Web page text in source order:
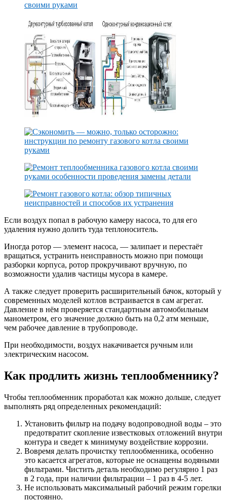
Если воздух попал в рабочую камеру насоса, то для его
удаления нужно долить туда теплоноситель.
Иногда ротор — элемент насоса, — залипает и перестаёт
вращаться, устранить неисправность можно при помощи
разборки корпуса, ротор прокручивают вручную, по
возможности удалив частицы мусора в камере.
А также следует проверить расширительный бачок, который у
современных моделей котлов встраивается в сам агрегат.
Давление в нём проверяется стандартным автомобильным
манометром, его значение должно быть на 0,2 атм меньше,
чем рабочее давление в трубопроводе.
При необходимости, воздух накачивается ручным или
электрическим насосом.
Как продлить жизнь теплообменнику?
Чтобы теплообменник проработал как можно дольше, следует
выполнять ряд определенных рекомендаций:
Установить фильтр на подачу водопроводной воды – это
предотвратит скопление известковых отложений внутри
контура и сведет к минимуму воздействие коррозии.
Вовремя делать прочистку теплообменника, особенно
это касается агрегатов, которые не оснащены водяными
фильтрами. Чистить деталь необходимо регулярно 1 раз
в 2 года, при наличии фильтрации – 1 раз в 4-5 лет.
Не использовать максимальный рабочий режим горелки
постоянно.